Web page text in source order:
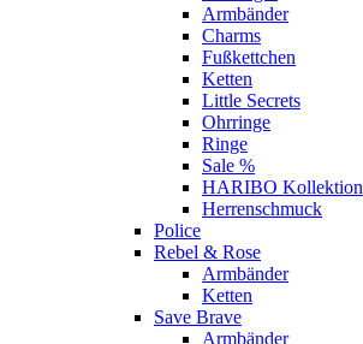
Armbänder
Charms
Fußkettchen
Ketten
Little Secrets
Ohrringe
Ringe
Sale %
HARIBO Kollektion
Herrenschmuck
Police
Rebel & Rose
Armbänder
Ketten
Save Brave
Armbänder